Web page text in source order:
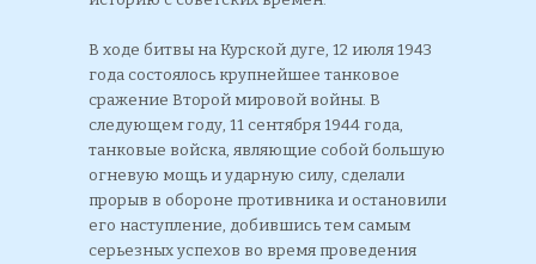
В ходе битвы на Курской дуге, 12 июля 1943
года состоялось крупнейшее танковое
сражение Второй мировой войны. В
следующем году, 11 сентября 1944 года,
танковые войска, являющие собой большую
огневую мощь и ударную силу, сделали
прорыв в обороне противника и остановили
его наступление, добившись тем самым
серьезных успехов во время проведения